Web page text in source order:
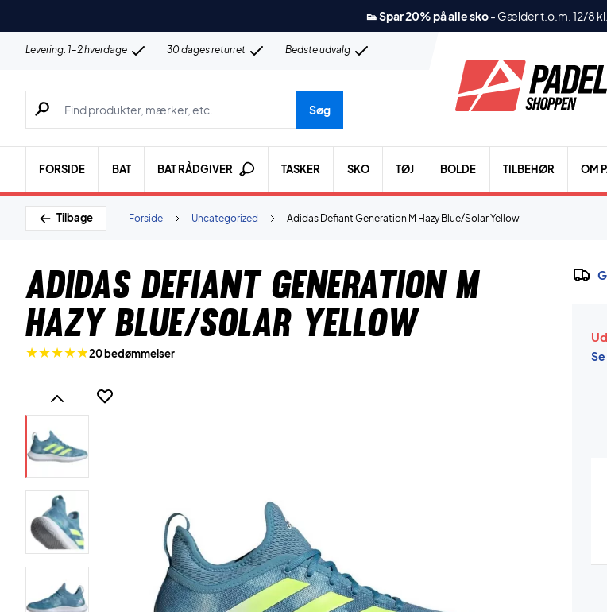
👟 Spar 20% på alle sko- Gælder t.o.m. 12/8
Levering: 1-2 hverdage 30 dages returret Bedste udvalg
Søg efter produkter, mærker etc.
Søg
FORSIDE BAT BAT RÅDGIVER TASKER SKO TØJ BOLDE TILBEHØR OM
Tilbage Adidas Defiant Generation M Hazy Blue/Solar Yellow
Uncategorized
Forside
Adidas Defiant Generation M
Hazy Blue/Solar Yellow
20 bedømmelser